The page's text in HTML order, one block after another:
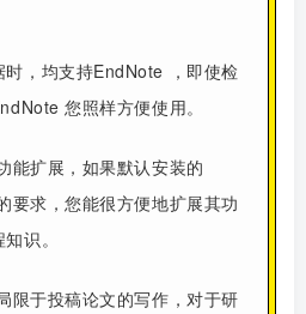
，均支持EndNote ，即使检
您照样方便使用。
扩展，如果默认安装的
要求，您能很方便地扩展其功
识。
于投稿论文的写作，对于研